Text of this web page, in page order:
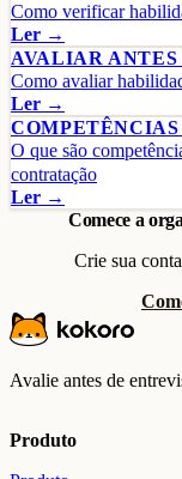
Como verificar
Ler →
AVALIAR
Como avaliar
Ler →
O que são
contratação
Ler →
Comece a
Crie sua
Avalie antes de
Produto